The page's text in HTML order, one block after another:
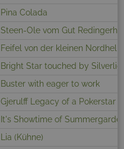
Pina Colada
Steen-Ole vom Gut
Feifel von der kleinen Nordhelle
Bright Star touched by
Buster with eager to work
Gjerulff Legacy of a Pokerstar
It's Showtime of
Lia (Kühne)